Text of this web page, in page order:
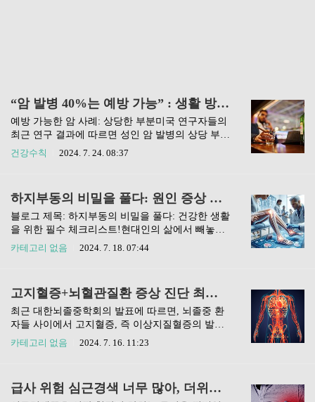
“암 발병 40%는 예방 가능” : 생활 방식의 변화로 생명을 구할 수 있는 방법
예방 가능한 암 사례: 상당한 부분미국 연구자들의
최근 연구 결과에 따르면 성인 암 발병의 상당 부분
이 40%가 예방 가능한 것으로 나타났습니다. 암이
염으로 인해 발생한다는 것을 보여줍니다.미국 암
학회(ACS)에 따르면 2019년 미국 30세 이상 성인
중 진단된 암 사례 중 약 713,340건이 예방 가능한
것으로 분류되었습니다. 이 수치는 그 해에 보고된
총 암 사례 1,781,649건 중 상당 부분을 차지합니
(44%)이 예방 가능한 암으로 인..
건강수칙 2024. 7. 24. 08:37
하지부동의 비밀을 풀다: 원인 증상 생활습관 개선운동 전문가의 조언
블로그 제목: 하지부동의 비밀을 풀다: 건강한 생활
을 위한 필수 체크리스트!현대인의 삶에서 빼놓을
수 없는 일과 중 하나가 바로 앉아서 보내는 시간이
동의 원인과 증상을 이해하고, 예방 및 개선 방법을
알아보는 것이 중요해요.이 글을 통해 하지부동에
대한 이해를 돕고, 건강한 생활을 위한 실질적인 조
치들을 취할 수 있는 정보를 제공하고자 합니다. 하
지부동이란 무엇인가요?하지부동이란, 우리 몸의
대인들에게서 발견되는데요. 우리의 건강한 생활
카테고리 없음 2024. 7. 18. 07:44
고지혈증+뇌혈관질환 증상 진단 최악의 생활 습관 관리 방법
최근 대한뇌졸중학회의 발표에 따르면, 뇌졸중 환
자들 사이에서 고지혈증, 즉 이상지질혈증의 발병
률이 예전에 알려진 당뇨병 등의 위험인자들을 넘
하나로 지목되고 있는 고지혈증은 우리 몸의 혈관
카테고리 없음 2024. 7. 16. 11:23
급사 위험 심근경색 너무 많아, 더위에 혈전 발생 위험, 예방법 알아보자